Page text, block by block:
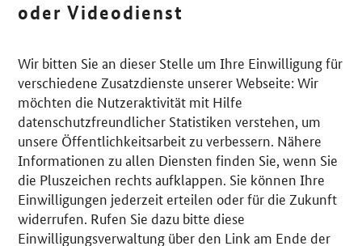
oder Videodienst
Wir bitten Sie an dieser Stelle um Ihre Einwilligung für
verschiedene Zusatzdienste unserer Webseite: Wir
möchten die Nutzeraktivität mit Hilfe
datenschutzfreundlicher Statistiken verstehen, um
unsere Öffentlichkeitsarbeit zu verbessern. Nähere
Informationen zu allen Diensten finden Sie, wenn Sie
die Pluszeichen rechts aufklappen. Sie können Ihre
Einwilligungen jederzeit erteilen oder für die Zukunft
widerrufen. Rufen Sie dazu bitte diese
Einwilligungsverwaltung über den Link am Ende der